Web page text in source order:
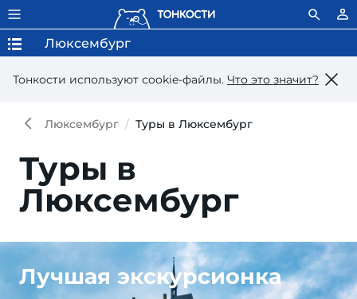
Тонкости используют сookie-файлы. Что это значит?
Люксембург
Люксембург Туры в Люксембург
Туры в
Люксембург
Лучшая экскурсионка